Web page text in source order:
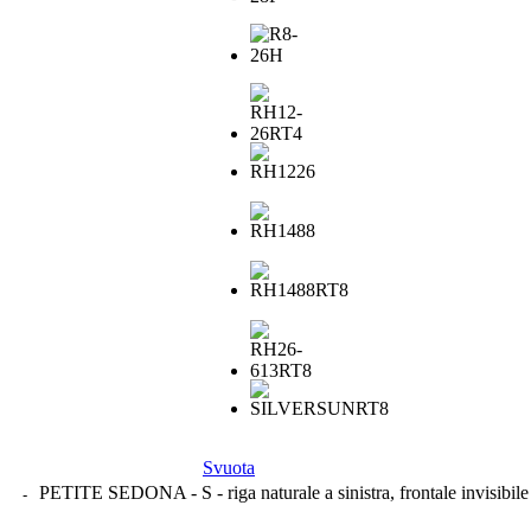
Svuota
PETITE SEDONA - S - riga naturale a sinistra, frontale invisibile